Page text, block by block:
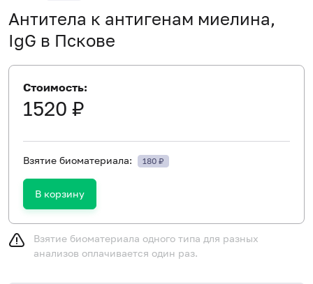
Антитела к антигенам миелина,
IgG в Пскове
Стоимость:
1520 ₽
Взятие биоматериала: 180 ₽
В корзину
Взятие биоматериала одного типа для разных
анализов оплачивается один раз.